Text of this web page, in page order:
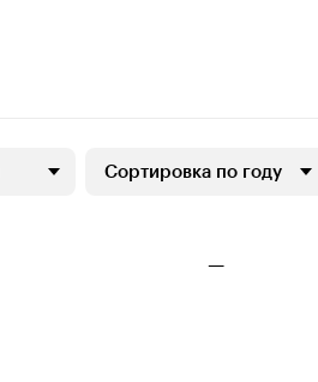
Сортировка по году
—